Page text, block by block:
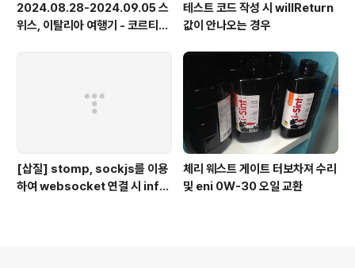
2024.08.28-2024.09.05 스
위스, 이탈리아 여행기 - 코르티나
테스트 코드 작성 시 willReturn
값이 안나오는 경우
[삽질] stomp, sockjs를 이용
하여 websocket 연결 시 info
체리 웨스트 게이트 터보차져 수리
및 eni 0W-30 오일 교환